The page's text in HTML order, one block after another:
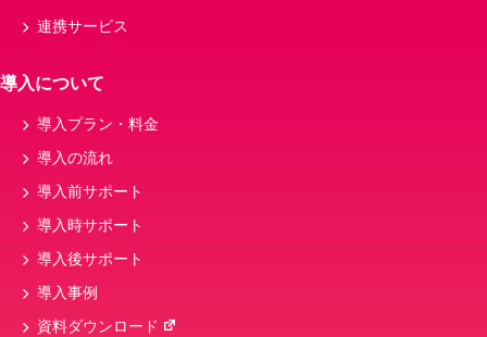
連携サービス
導入について
導入プラン・料金
導入の流れ
導入前サポート
導入時サポート
導入後サポート
導入事例
資料ダウンロード